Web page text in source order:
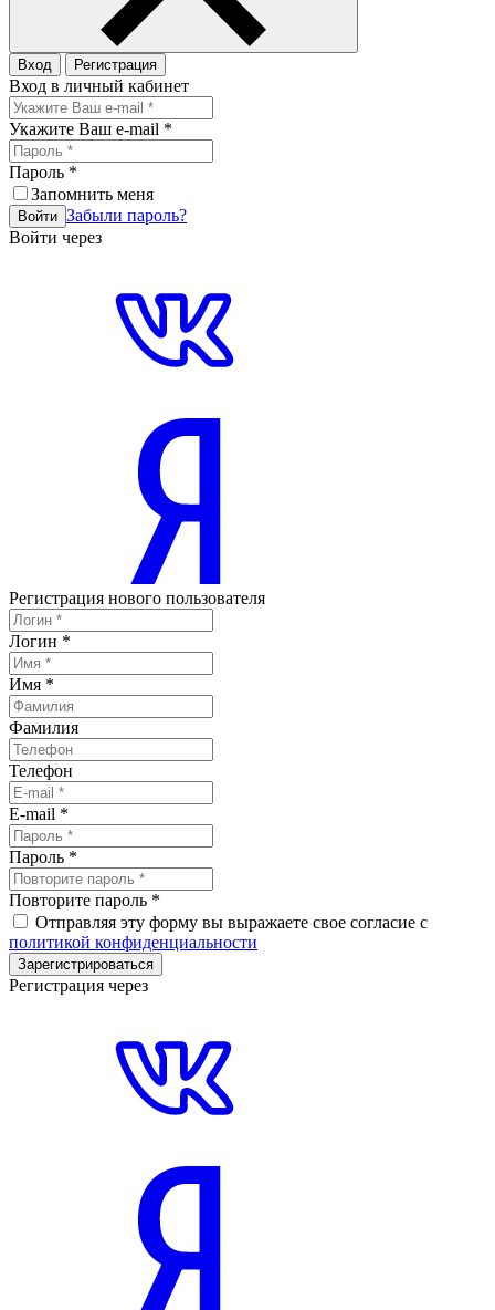
Вход Регистрация
Вход в личный кабинет
Укажите Ваш e-mail *
Пароль *
Запомнить меня
Войти Забыли пароль?
Войти через
Регистрация нового пользователя
Логин *
Имя *
Фамилия
Телефон
E-mail *
Пароль *
Повторите пароль *
Отправляя эту форму вы выражаете свое согласие с
политикой конфиденциальности
Зарегистрироваться
Регистрация через